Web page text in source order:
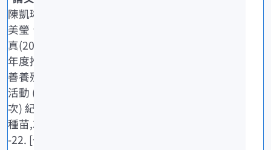
陳凱琳、黃
美瑩、朱惠
真(2025)114
年度推廣友
善養殖講習
活動 (貢寮場
次) 紀要.水產
種苗,325: 17
-22. [一般期